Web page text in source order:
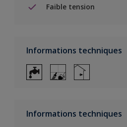
Faible tension
Informations techniques
Informations techniques